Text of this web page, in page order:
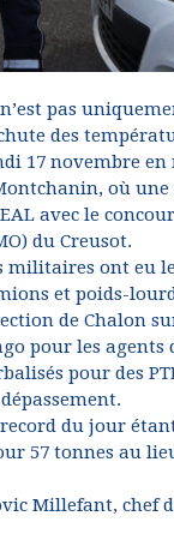
n’est pas
des
17 novembre en
où
avec le
du Creusot.
militaires ont eu
et poids-
de Chalon
pour les agents
pour des
du jour
57 tonnes au
Millefant, chef